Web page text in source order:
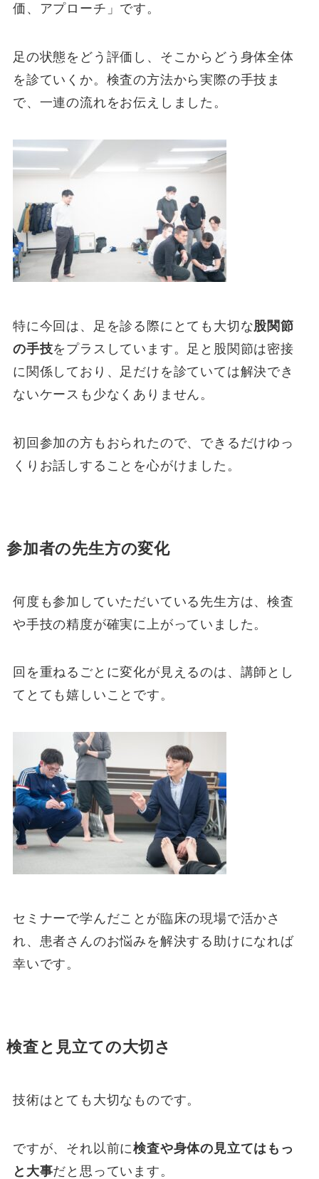
価、アプローチ」です。
足の状態をどう評価し、そこからどう身体全体
を診ていくか。検査の方法から実際の手技ま
で、一連の流れをお伝えしました。
特に今回は、足を診る際にとても大切な股関節
の手技をプラスしています。足と股関節は密接
に関係しており、足だけを診ていては解決でき
ないケースも少なくありません。
初回参加の方もおられたので、できるだけゆっ
くりお話しすることを心がけました。
参加者の先生方の変化
何度も参加していただいている先生方は、検査
や手技の精度が確実に上がっていました。
回を重ねるごとに変化が見えるのは、講師とし
てとても嬉しいことです。
セミナーで学んだことが臨床の現場で活かさ
れ、患者さんのお悩みを解決する助けになれば
幸いです。
検査と見立ての大切さ
技術はとても大切なものです。
ですが、それ以前に検査や身体の見立てはもっ
と大事だと思っています。